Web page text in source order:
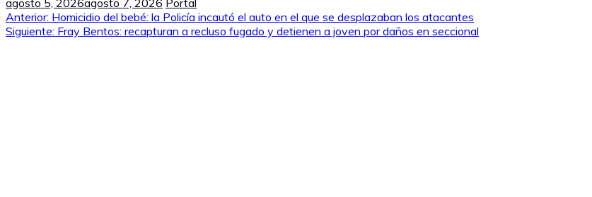
Navegación
Anterior: Homicidio del bebé: la Policía incautó el auto en el que se desplazaban los atacantes
Siguiente: Fray Bentos: recapturan a recluso fugado y detienen a joven por daños en seccional